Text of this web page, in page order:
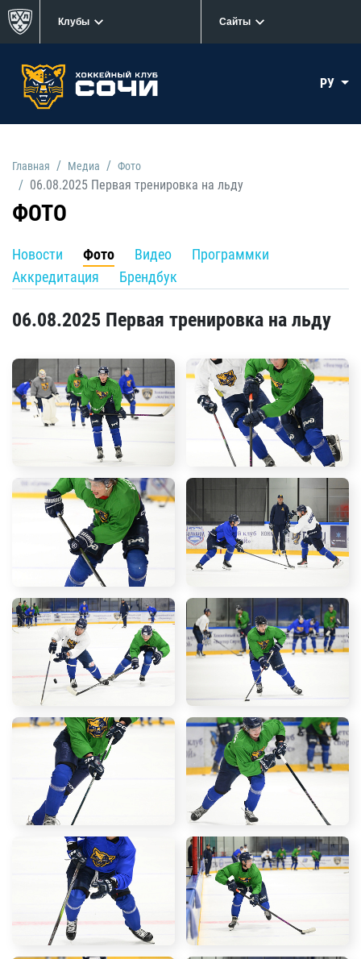
Клубы Сайты
РУ
Главная Медиа Фото
06.08.2025 Первая тренировка на льду
ФОТО
Новости Фото Видео
Программки
Аккредитация
Брендбук
06.08.2025 Первая тренировка на льду